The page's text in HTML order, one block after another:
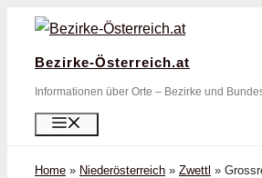
Zum
springen
Bezirke-Österreich.at
Informationen über Orte – Bezirke und
Home » Niederösterreich » Zwettl »